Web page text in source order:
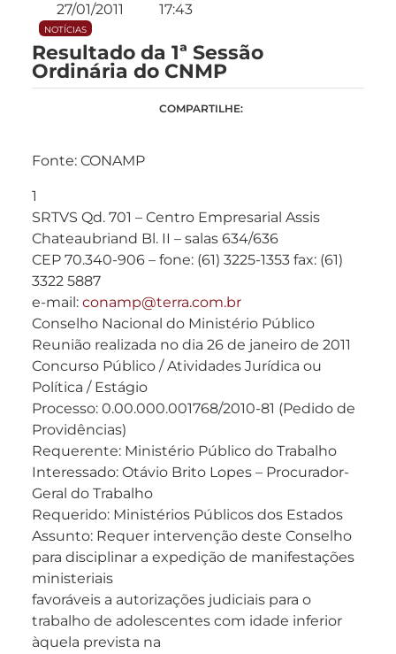
27/01/2011 17:43
NOTÍCIAS
Resultado da 1ª Sessão
Ordinária do CNMP
COMPARTILHE:
Fonte: CONAMP
1
SRTVS Qd. 701 – Centro Empresarial Assis
Chateaubriand Bl. II – salas 634/636
CEP 70.340-906 – fone: (61) 3225-1353 fax: (61)
3322 5887
e-mail: conamp@terra.com.br
Conselho Nacional do Ministério Público
Reunião realizada no dia 26 de janeiro de 2011
Concurso Público / Atividades Jurídica ou
Política / Estágio
Processo: 0.00.000.001768/2010-81 (Pedido de
Providências)
Requerente: Ministério Público do Trabalho
Interessado: Otávio Brito Lopes – Procurador-
Geral do Trabalho
Requerido: Ministérios Públicos dos Estados
Assunto: Requer intervenção deste Conselho
para disciplinar a expedição de manifestações
ministeriais
favoráveis a autorizações judiciais para o
trabalho de adolescentes com idade inferior
àquela prevista na